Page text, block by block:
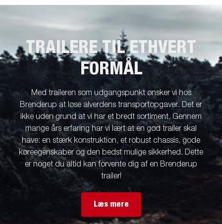
TRAILERE TIL ETHVERT
FORMÅL
Med traileren som udgangspunkt ønsker vi hos
Brenderup at løse alverdens transportopgaver. Det er
ikke uden grund at vi har et bredt sortiment. Gennem
mange års erfaring har vi lært at en god trailer skal
have: en stærk konstruktion, et robust chassis, gode
køreegenskaber og den bedst mulige sikkerhed. Dette
er noget du altid kan forvente dig af en Brenderup
trailer!
Læs mere